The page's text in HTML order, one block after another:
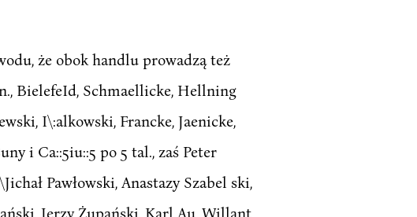
że obok handlu prowadzą też
BielefeId, Schmaellicke, Hellning
I\:alkowski, Francke, Jaenicke,
i Ca::5iu::5 po 5 tal., zaś Peter
Pawłowski, Anastazy Szabel ski,
Jerzy Żupański, Karl Au, Willant